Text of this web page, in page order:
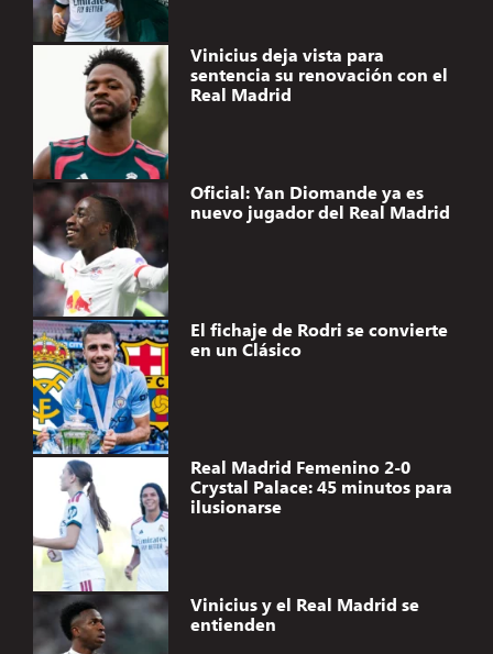
Vinicius deja vista para
sentencia su renovación con el
Real Madrid
Oficial: Yan Diomande ya es
nuevo jugador del Real Madrid
El fichaje de Rodri se convierte
en un Clásico
Real Madrid Femenino 2-0
Crystal Palace: 45 minutos para
ilusionarse
Vinicius y el Real Madrid se
entienden